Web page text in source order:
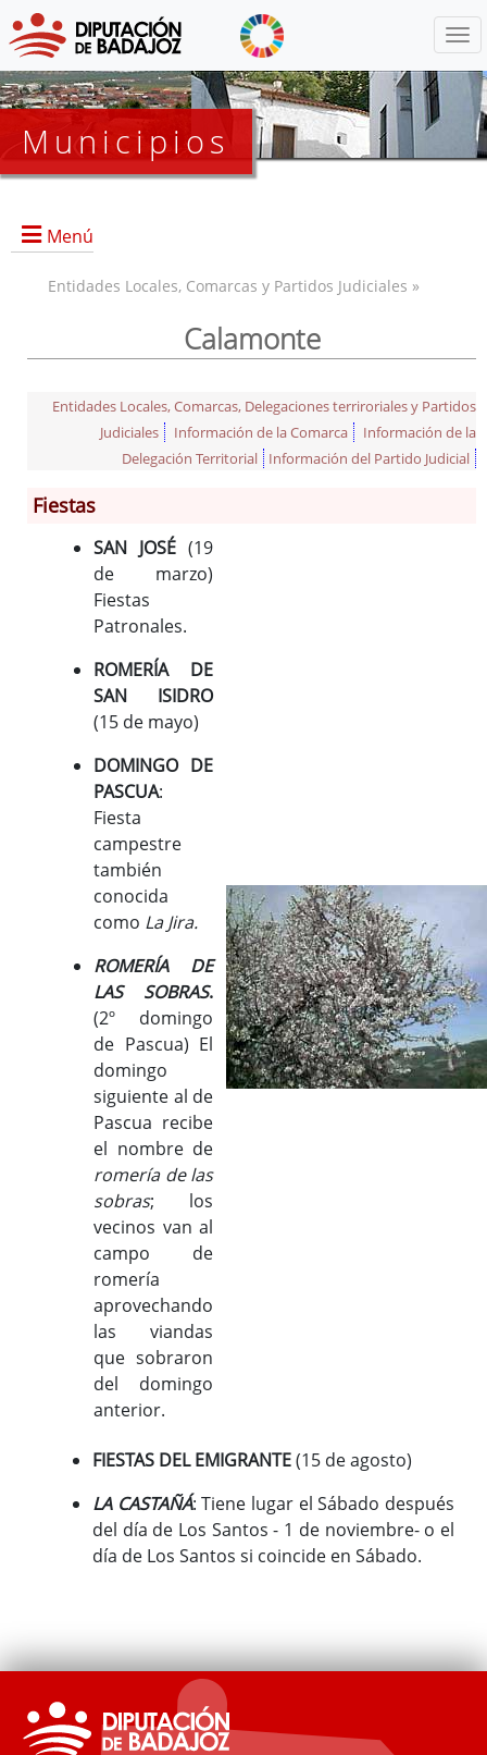
Municipios
Menú
Información General
Historia
Monumentos
Gastronomía
Turismo
Población
Archivo Municipal
Corporación
Correo-e gratis
Códigos para FACe
Entidades Locales, Comarcas y Partidos Judiciales »
Calamonte
Entidades Locales, Comarcas, Delegaciones terriroriales y Partidos
Judiciales
Información de la Comarca
Información de la
Delegación Territorial
Información del Partido Judicial
Fiestas
SAN JOSÉ (19
de marzo)
Fiestas
Patronales.
ROMERÍA DE
SAN ISIDRO
(15 de mayo)
DOMINGO DE
PASCUA:
Fiesta
campestre
también
conocida
como La Jira.
ROMERÍA DE
LAS SOBRAS.
(2º domingo
de Pascua) El
domingo
siguiente al de
Pascua recibe
el nombre de
romería de las
sobras; los
vecinos van al
campo de
romería
aprovechando
las viandas
que sobraron
del domingo
anterior.
FIESTAS DEL EMIGRANTE(15 de agosto)
LA CASTAÑÁ: Tiene lugar el Sábado después
del día de Los Santos - 1 de noviembre- o el
día de Los Santos si coincide en Sábado.